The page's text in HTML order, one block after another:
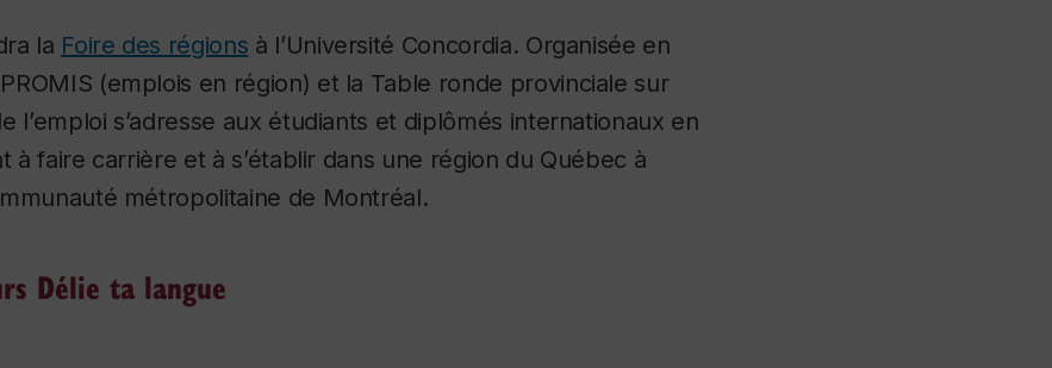
la Foire des régions à l’Université Concordia. Organisée en
(emplois en région) et la Table ronde provinciale sur
l’emploi s’adresse aux étudiants et diplômés internationaux en
à faire carrière et à s’établir dans une région du Québec à
métropolitaine de Montréal.
Délie ta langue